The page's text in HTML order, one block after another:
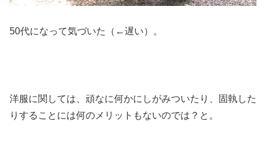
50代になって気づいた（←遅い）。
洋服に関しては、頑なに何かにしがみついたり、固執した
りすることには何のメリットもないのでは？と。